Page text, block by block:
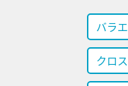
バラ
クロ